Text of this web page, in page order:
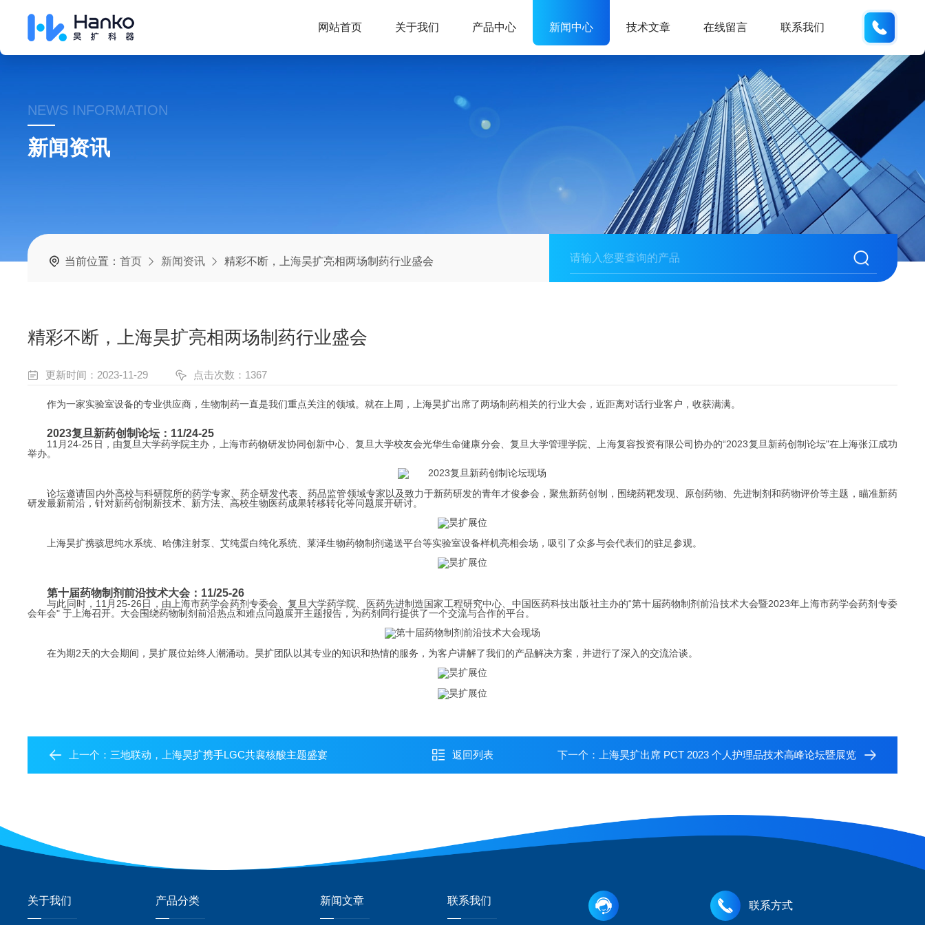
网站首页 关于我们 产品中心 新闻中心 技术文章 在线留言 联系我们
NEWS INFORMATION
新闻资讯
当前位置：首页 新闻资讯 精彩不断，上海昊扩亮相两场制药行业盛会
精彩不断，上海昊扩亮相两场制药行业盛会
更新时间：2023-11-29 点击次数：1367
作为一家实验室设备的专业供应商，生物制药一直是我们重点关注的领域。就在上周，上海昊扩出席了两场制药相关的行业大会，近距离对话行业客户，收获满满。
2023复旦新药创制论坛：11/24-25
11月24-25日，由复旦大学药学院主办，上海市药物研发协同创新中心、复旦大学校友会光华生命健康分会、复旦大学管理学院、上海复容投资有限公司协办的“2023复旦新药创制论坛"在上海张江成功
举办。
论坛邀请国内外高校与科研院所的药学专家、药企研发代表、药品监管领域专家以及致力于新药研发的青年才俊参会，聚焦新药创制，围绕药靶发现、原创药物、先进制剂和药物评价等主题，瞄准新药
研发最新前沿，针对新药创制新技术、新方法、高校生物医药成果转移转化等问题展开研讨。
上海昊扩携骇思纯水系统、哈佛注射泵、艾纯蛋白纯化系统、莱泽生物药物制剂递送平台等实验室设备样机亮相会场，吸引了众多与会代表们的驻足参观。
第十届药物制剂前沿技术大会：11/25-26
与此同时，11月25-26日，由上海市药学会药剂专委会、复旦大学药学院、医药先进制造国家工程研究中心、中国医药科技出版社主办的“第十届药物制剂前沿技术大会暨2023年上海市药学会药剂专委
会年会" 于上海召开。 大会围绕药物制剂前沿热点和难点问题展开主题报告，为药剂同行提供了一个交流与合作的平台。
在为期2天的大会期间，昊扩展位始终人潮涌动。昊扩团队以其专业的知识和热情的服务，为客户讲解了我们的产品解决方案，并进行了深入的交流洽谈。
上一个： 三地联动，上海昊扩携手LGC共襄核酸主题盛宴 返回列表 下一个： 上海昊扩出席 PCT 2023 个人护理品技术高峰论坛暨展览
关于我们 产品分类 新闻文章 联系我们 联系方式